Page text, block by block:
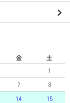
金
土
1
7
8
14
15